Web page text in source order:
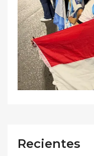
Recientes